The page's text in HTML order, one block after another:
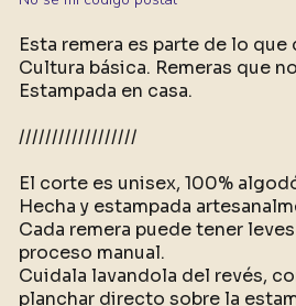
Esta remera es parte de lo
Cultura básica. Remeras que
Estampada en casa.
//////////////////
El corte es unisex, 100%
Hecha y estampada
Cada remera puede tener
proceso manual.
Cuidala lavandola del revés,
planchar directo sobre la